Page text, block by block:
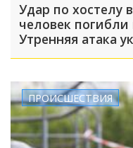
Удар по хостелу
человек
Утренняя атака
на Татарстан
ПРОИСШЕСТВИЯ